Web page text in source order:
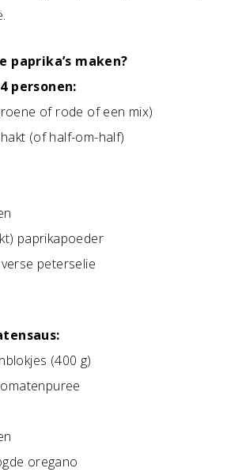
paprika’s maken?
personen:
of rode of een mix)
(of half-om-half)
paprikapoeder
peterselie
(400 g)
oregano